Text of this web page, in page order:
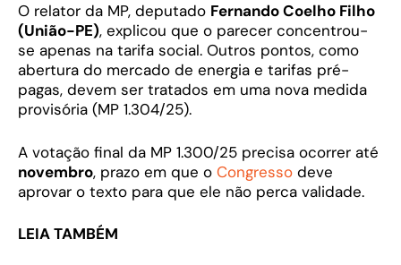
O relator da MP, deputado Fernando Coelho Filho
(União-PE), explicou que o parecer concentrou-
se apenas na tarifa social. Outros pontos, como
abertura do mercado de energia e tarifas pré-
pagas, devem ser tratados em uma nova medida
provisória (MP 1.304/25).
A votação final da MP 1.300/25 precisa ocorrer até
novembro, prazo em que o Congresso deve
aprovar o texto para que ele não perca validade.
LEIA TAMBÉM